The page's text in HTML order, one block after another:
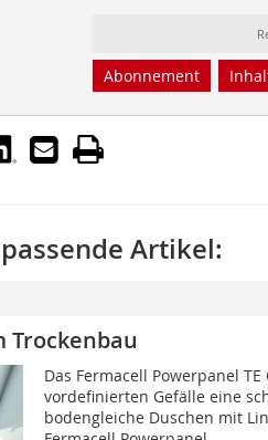
Abonnement
Artikel:
Trockenbau
Das Fermacell Powerpanel
vordefinierten Gefälle eine
bodengleiche Duschen mit